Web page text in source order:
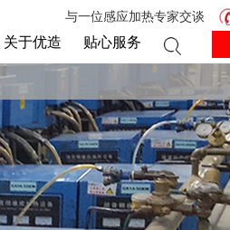
关于优造 贴心服务
与一位感应加热专家交谈